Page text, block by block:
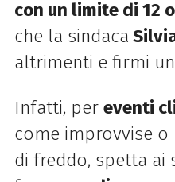
con un limite di 12
che la sindaca
altrimenti e firmi
Infatti, per eventi
come improvvise
di freddo, spetta ai